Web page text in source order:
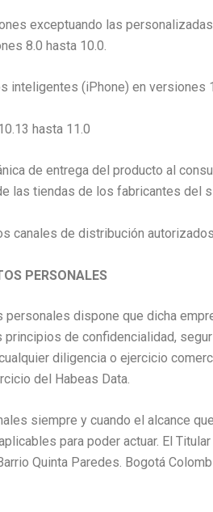
exceptuando las
8.0 hasta 10.0.
(iPhone) en versiones
hasta 11.0
de entrega del producto al
las tiendas de los fabricantes del
canales de distribución
PERSONALES
dispone que dicha
de confidencialidad,
diligencia o ejercicio
del Habeas Data.
siempre y cuando el alcance
para poder actuar. El
Quinta Paredes. Bogotá